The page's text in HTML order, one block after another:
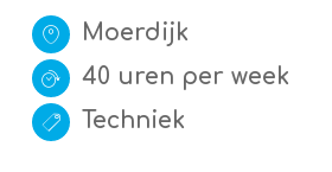
Moerdijk
40 uren per week
Techniek